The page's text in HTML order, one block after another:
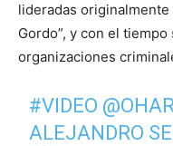
lideradas originalmente
Gordo”, y con el
organizaciones
#VIDEO
ALEJANDRO